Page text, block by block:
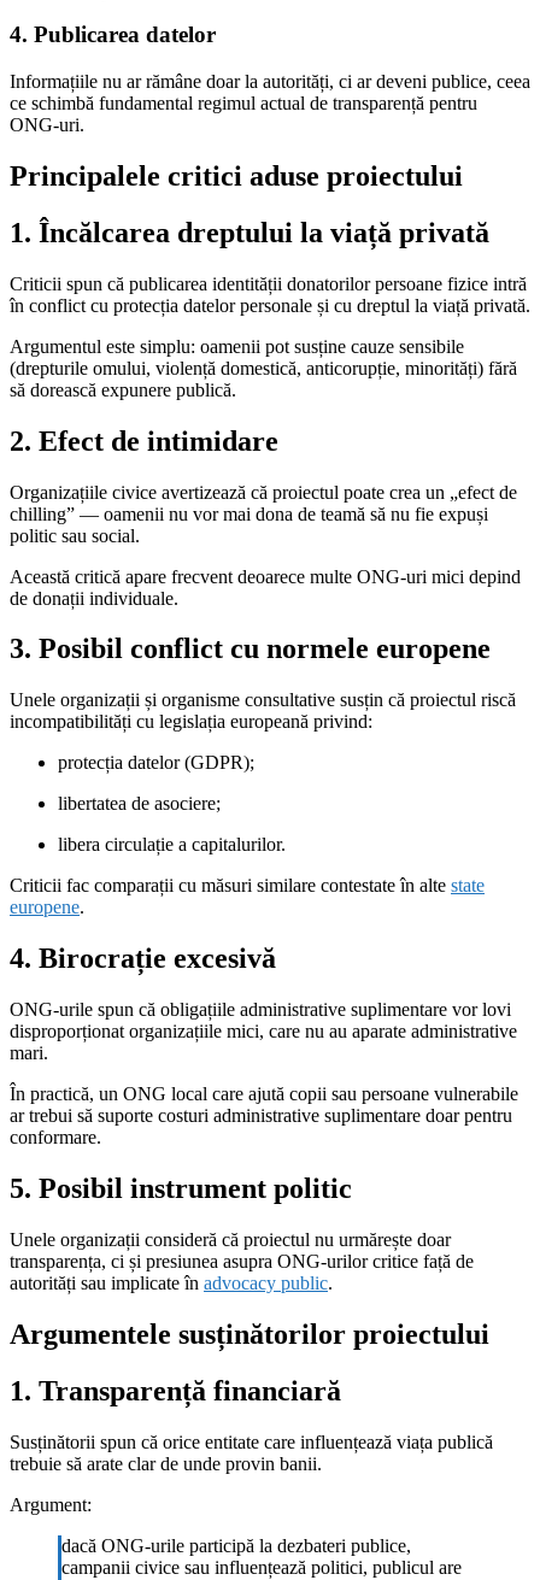
4. Publicarea datelor
Informațiile nu ar rămâne doar la autorități, ci ar deveni publice, ceea
ce schimbă fundamental regimul actual de transparență pentru
ONG-uri.
Principalele critici aduse proiectului
1. Încălcarea dreptului la viață privată
Criticii spun că publicarea identității donatorilor persoane fizice intră
în conflict cu protecția datelor personale și cu dreptul la viață privată.
Argumentul este simplu: oamenii pot susține cauze sensibile
(drepturile omului, violență domestică, anticorupție, minorități) fără
să dorească expunere publică.
2. Efect de intimidare
Organizațiile civice avertizează că proiectul poate crea un „efect de
chilling” — oamenii nu vor mai dona de teamă să nu fie expuși
politic sau social.
Această critică apare frecvent deoarece multe ONG-uri mici depind
de donații individuale.
3. Posibil conflict cu normele europene
Unele organizații și organisme consultative susțin că proiectul riscă
incompatibilități cu legislația europeană privind:
protecția datelor (GDPR);
libertatea de asociere;
libera circulație a capitalurilor.
Criticii fac comparații cu măsuri similare contestate în alte state
europene.
4. Birocrație excesivă
ONG-urile spun că obligațiile administrative suplimentare vor lovi
disproporționat organizațiile mici, care nu au aparate administrative
mari.
În practică, un ONG local care ajută copii sau persoane vulnerabile
ar trebui să suporte costuri administrative suplimentare doar pentru
conformare.
5. Posibil instrument politic
Unele organizații consideră că proiectul nu urmărește doar
transparența, ci și presiunea asupra ONG-urilor critice față de
autorități sau implicate în advocacy public.
Argumentele susținătorilor proiectului
1. Transparență financiară
Susținătorii spun că orice entitate care influențează viața publică
trebuie să arate clar de unde provin banii.
Argument:
dacă ONG-urile participă la dezbateri publice,
campanii civice sau influențează politici, publicul are